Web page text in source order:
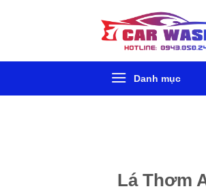
nội
Danh mục
Lá Thơm